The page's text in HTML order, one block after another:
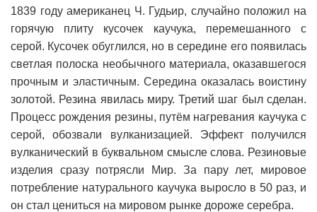
1839 году американец Ч. Гудьир, случайно положил на
горячую плиту кусочек каучука, перемешанного с
серой. Кусочек обуглился, но в середине его появилась
светлая полоска необычного материала, оказавшегося
прочным и эластичным. Середина оказалась воистину
золотой. Резина явилась миру. Третий шаг был сделан.
Процесс рождения резины, путём нагревания каучука с
серой, обозвали вулканизацией. Эффект получился
вулканический в буквальном смысле слова. Резиновые
изделия сразу потрясли Мир. За пару лет, мировое
потребление натурального каучука выросло в 50 раз, и
он стал цениться на мировом рынке дороже серебра.